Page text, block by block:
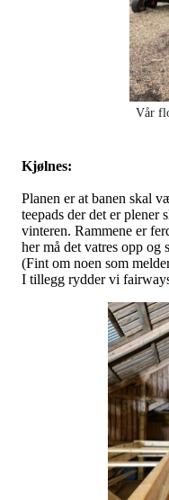
Vår
Kjølnes:
Planen er at banen skal
teepads der det er
vinteren. Rammene er
her må det vatres opp og
(Fint om noen som
I tillegg rydder vi